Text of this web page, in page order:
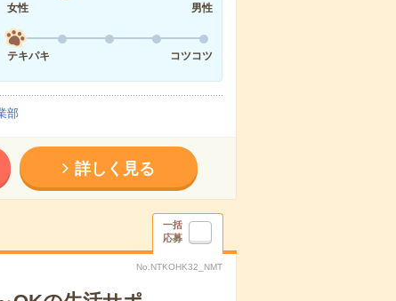
女性
男性
テキパキ
コツコツ
部
詳しく見る
一括
応募
No.NTKOHK32_NMT